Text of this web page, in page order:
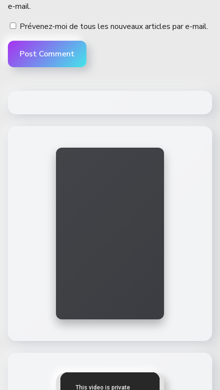
e-mail.
Prévenez-moi de tous les nouveaux articles par e-mail.